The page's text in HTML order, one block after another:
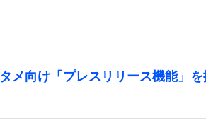
メ向け「プレスリリース機能」